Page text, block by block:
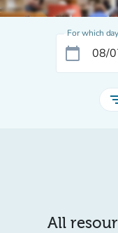
For which
calendar_today
All